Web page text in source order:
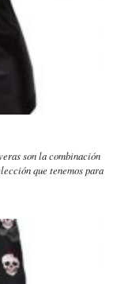
son la combinación
que tenemos para